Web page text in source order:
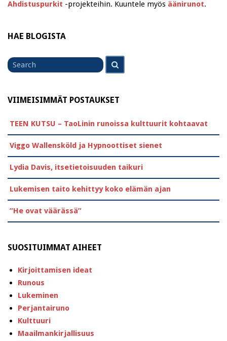
Ahdistuspurkit -projekteihin. Kuuntele myös äänirunot.
HAE BLOGISTA
Search
for
VIIMEISIMMÄT POSTAUKSET
TEEN KUTSU – TaoLinin runoissa kulttuurit kohtaavat
Viggo Wallensköld ja Hypnoottiset sienet
Lydia Davis, itsetietoisuuden taikuri
Lukemisen taito kehittyy koko elämän ajan
”He ovat väärässä”
SUOSITUIMMAT AIHEET
Kirjoittamisen ideat
Runous
Lukeminen
Perjantairuno
Kulttuuri
Maailmankirjallisuus